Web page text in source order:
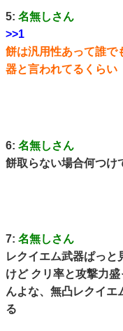
5: 名無しさん
>>1
餅は汎用性あって誰で
器と言われてるくらい
6: 名無しさん
餅取らない場合何つけ
7: 名無しさん
レクイエム武器ぱっと
けど クリ率と攻撃力
んよな、無凸レクイエ
る